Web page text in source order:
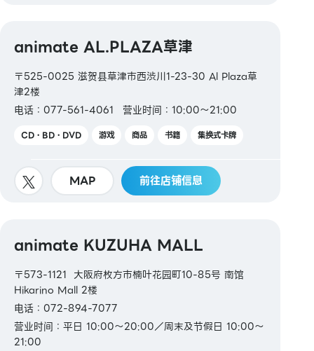
animate AL.PLAZA草津
〒525-0025 滋贺县草津市西渋川1-23-30 Al Plaza草
津2楼
电话：077-561-4061
营业时间：10:00～21:00
CD・BD・DVD 游戏 商品 书籍 集换式卡牌
MAP 前往店铺信息
animate KUZUHA MALL
〒573-1121 大阪府枚方市楠叶花园町10-85号 南馆
Hikarino Mall 2楼
电话：072-894-7077
营业时间：平日 10:00～20:00／周末及节假日 10:00～
21:00